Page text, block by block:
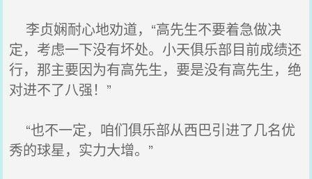
李贞娴耐心地劝道，“高先生不要着急做决
定，考虑一下没有坏处。小天俱乐部目前成绩还
行，那主要因为有高先生，要是没有高先生，绝
对进不了八强！”
“也不一定，咱们俱乐部从西巴引进了几名优
秀的球星，实力大增。”